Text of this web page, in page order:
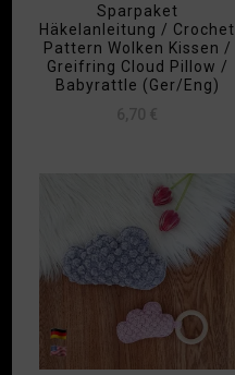
Sparpaket
Häkelanleitung / Crochet
Pattern Wolken Kissen /
Greifring Cloud Pillow /
Babyrattle (Ger/Eng)